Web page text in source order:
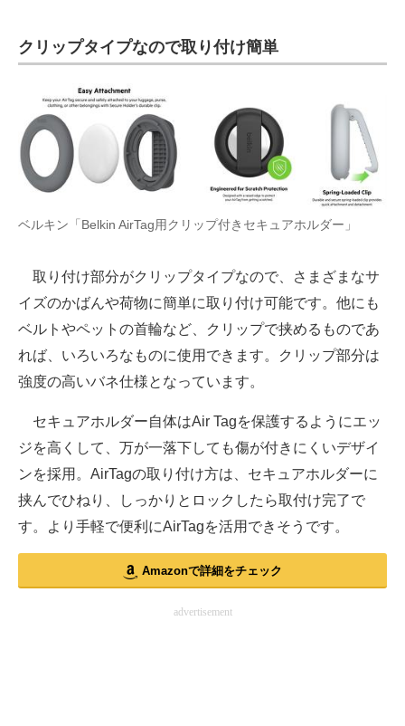
IT製品の技術・比較・事例
モノづくり技術者専門サイト
エレクトロニクス専門サイト
電子設計の基本と応用
エネルギーの専門メディア
建設×テクノロジーの最前線
ちょっと気になるネットの話題
クリップタイプなので取り付け簡単
ベルキン「Belkin AirTag用クリップ付きセキュアホルダー」
取り付け部分がクリップタイプなので、さまざまなサ
イズのかばんや荷物に簡単に取り付け可能です。他にも
ベルトやペットの首輪など、クリップで挟めるものであ
れば、いろいろなものに使用できます。クリップ部分は
強度の高いバネ仕様となっています。
セキュアホルダー自体はAir Tagを保護するようにエッ
ジを高くして、万が一落下しても傷が付きにくいデザイ
ンを採用。AirTagの取り付け方は、セキュアホルダーに
挟んでひねり、しっかりとロックしたら取付け完了で
す。より手軽で便利にAirTagを活用できそうです。
Amazonで詳細をチェック
advertisement